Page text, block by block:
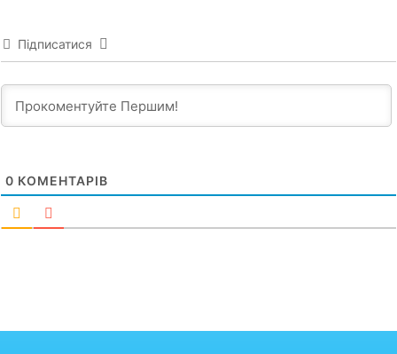
Підписатися
0 КОМЕНТАРІВ